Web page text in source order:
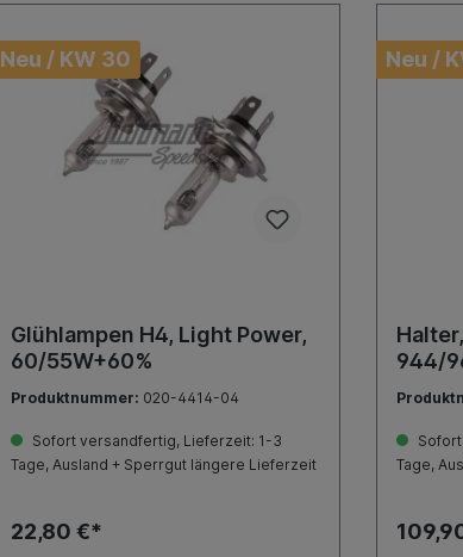
Neu / KW 30
Glühlampen H4, Light Power,
60/55W+60%
Produktnummer: 020-4414-04
Sofort versandfertig, Lieferzeit: 1-3
Tage, Ausland + Sperrgut längere Lieferzeit
22,80 €*
Neu /
944/
Tage,